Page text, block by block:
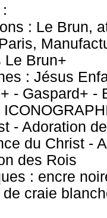
: Le Brun,
Le Brun+
: Jésus
- Gaspard+ -
- Adoration
du Christ -
des Rois
: encre
de craie